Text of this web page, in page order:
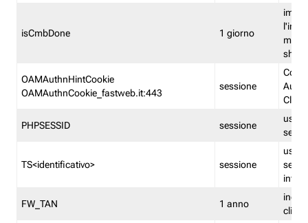
isCmbDone 1 giorno
shp
OAMAuthnHintCookie
OAMAuthnCookie_fastweb.it:443
sessione
PHPSESSID sessione
TS<identificativo> sessione
FW_TAN 1 anno